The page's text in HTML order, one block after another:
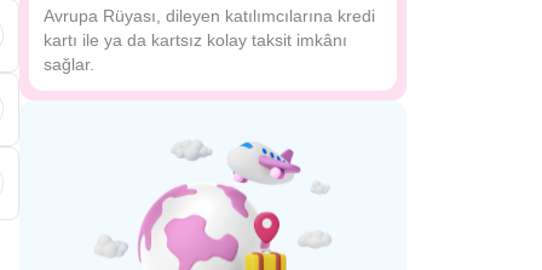
Avrupa Rüyası, dileyen katılımcılarına kredi
kartı ile ya da kartsız kolay taksit imkânı
sağlar.